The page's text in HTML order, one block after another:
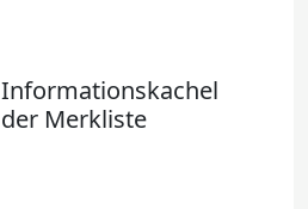
Informationskachel
der Merkliste